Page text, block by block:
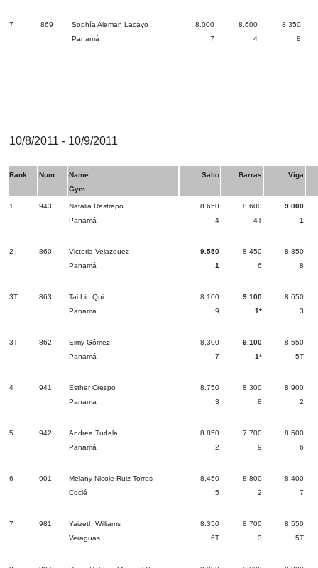
7 869
Sophía Aleman Lacayo
Panamá
8.000
7
8.600
4
8.350
8
10/8/2011 - 10/9/2011
Rank Num
Name
Gym
Salto Barras Viga
1 943
Natalia Restrepo
Panamá
8.650
4
8.600
4T
9.000
1
2 860
Victoria Velazquez
Panamá
9.550
1
8.450
6
8.350
8
3T 863
Tai Lin Qui
Panamá
8.100
9
9.100
1*
8.650
3
3T 862
Eimy Gómez
Panamá
8.300
7
9.100
1*
8.550
5T
4 941
Esther Crespo
Panamá
8.750
3
8.300
8
8.900
2
5 942
Andrea Tudela
Panamá
8.850
2
7.700
9
8.500
6
6 901
Melany Nicole Ruiz Torres
Coclé
8.450
5
8.800
2
8.400
7
7 981
Yaizeth Williams
Veraguas
8.350
6T
8.700
3
8.550
5T